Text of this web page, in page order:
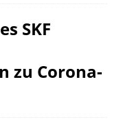
SKF
zu Corona-